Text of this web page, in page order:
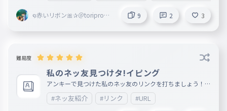
໑赤いリボン🎀✰＠toriproZ
9 2 3
難易度
私のネッ友見つけタ!イピング
アンキーで見つけた私のネッ友のリンクを打ちましょう！
みんなフォローしてあげてね〜！ https://ankey.io/@kazey
a https://ankey.io/@himanyadayo https://ankey.io/@him
anya https://ankey.io/@fupi https://ankey.io/@kuromikan
#ネッ友紹介 #リンク #URL